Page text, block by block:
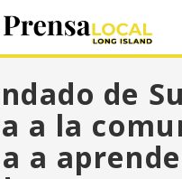
de
a la
a